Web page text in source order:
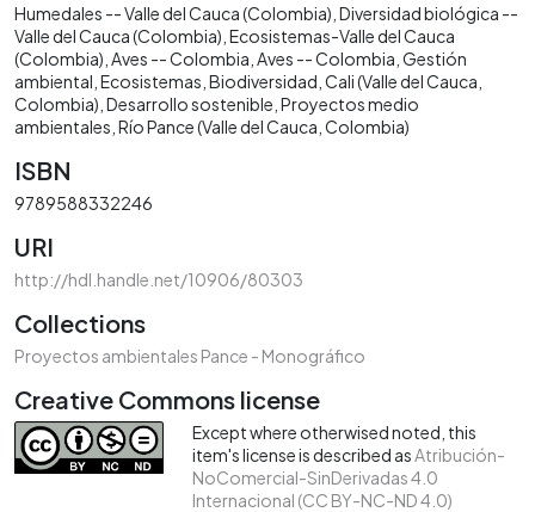
Humedales -- Valle del Cauca (Colombia) Diversidad biológica --
Valle del Cauca (Colombia) Ecosistemas-Valle del Cauca
(Colombia) Aves -- Colombia Aves -- Colombia Gestión
ambiental Ecosistemas Biodiversidad Cali (Valle del Cauca,
Colombia) Desarrollo sostenible Proyectos medio
ambientales Río Pance (Valle del Cauca, Colombia)
ISBN
9789588332246
URI
http://hdl.handle.net/10906/80303
Collections
Proyectos ambientales Pance - Monográfico
Creative Commons license
Except where otherwised noted, this
item's license is described asAtribución-
NoComercial-SinDerivadas 4.0
Internacional (CC BY-NC-ND 4.0)